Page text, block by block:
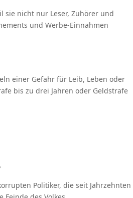
sie nicht nur Leser, Zuhörer und
und Werbe-Einnahmen
einer Gefahr für Leib, Leben oder
bis zu drei Jahren oder Geldstrafe
Politiker, die seit Jahrzehnten